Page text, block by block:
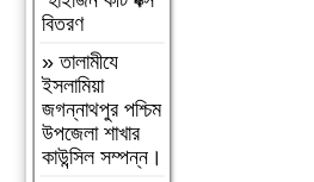
বিতরণ
»‎তালামীযে
ইসলামিয়া
জগন্নাথপুর পশ্চিম
উপজেলা শাখার
কাউন্সিল সম্পন্ন।